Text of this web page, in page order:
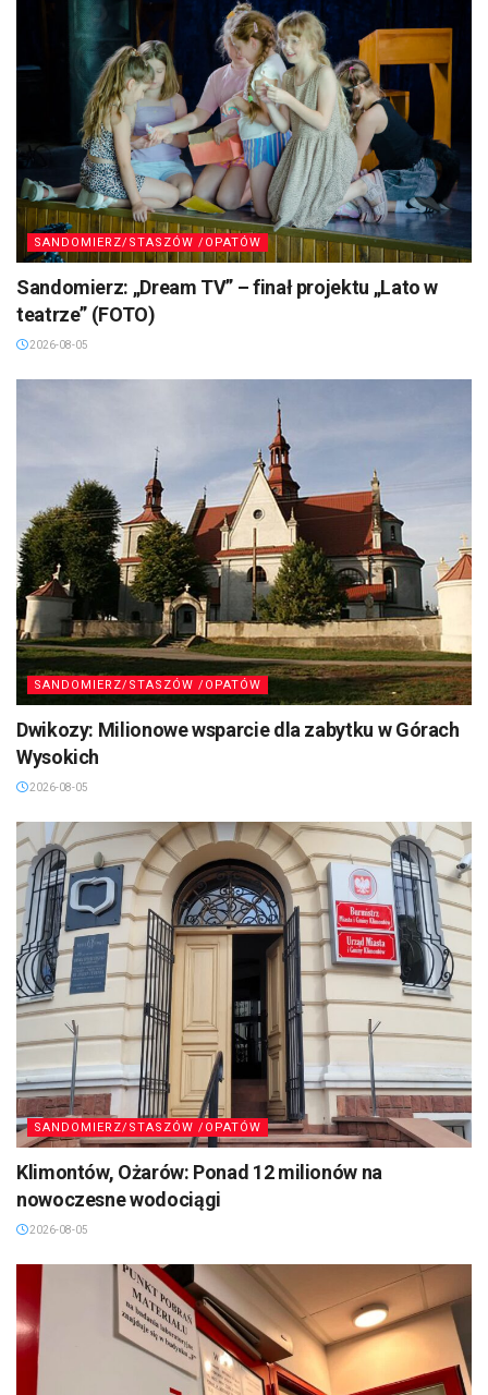
SANDOMIERZ/STASZÓW /OPATÓW
Sandomierz: „Dream TV” – finał projektu „Lato w
teatrze” (FOTO)
2026-08-05
SANDOMIERZ/STASZÓW /OPATÓW
Dwikozy: Milionowe wsparcie dla zabytku w Górach
Wysokich
2026-08-05
SANDOMIERZ/STASZÓW /OPATÓW
Klimontów, Ożarów: Ponad 12 milionów na
nowoczesne wodociągi
2026-08-05